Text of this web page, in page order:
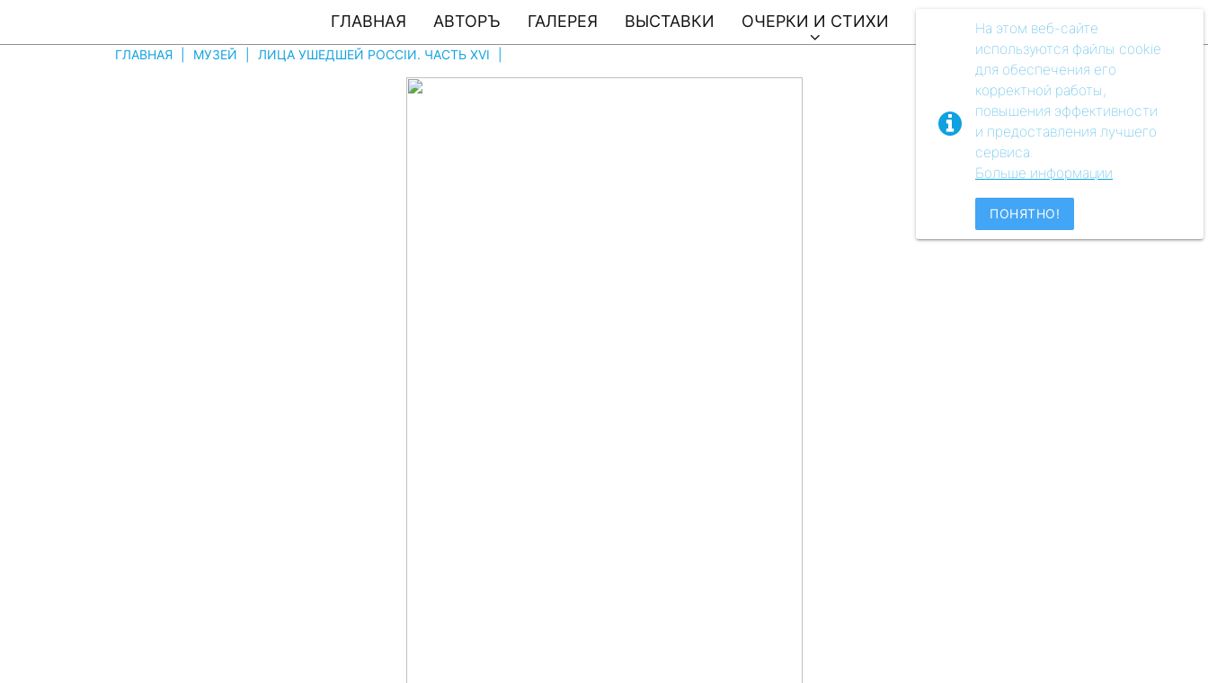
На этом веб-сайте
используются файлы cookie
для обеспечения его
корректной работы,
повышения эффективности
и предоставления лучшего
сервиса.
Больше информации
ПОНЯТНО!
ГЛАВНАЯ АВТОРЪ ГАЛЕРЕЯ ВЫСТАВКИ ОЧЕРКИ И СТИХИ АУДIO МУЗЕЙ
ГЛАВНАЯ МУЗЕЙ ЛИЦА УШЕДШЕЙ РОССIИ. ЧАСТЬ XVI